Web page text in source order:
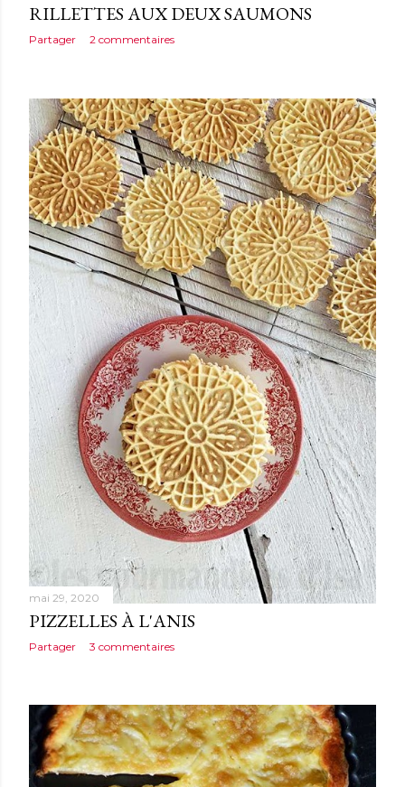
RILLETTES AUX DEUX SAUMONS
Partager 2 commentaires
mai 29, 2020
PIZZELLES À L'ANIS
Partager 3 commentaires